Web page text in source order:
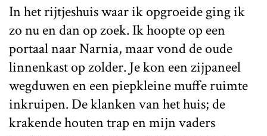
In het rijtjeshuis waar ik opgroeide ging ik
zo nu en dan op zoek. Ik hoopte op een
portaal naar Narnia, maar vond de oude
linnenkast op zolder. Je kon een zijpaneel
wegduwen en een piepkleine muffe ruimte
inkruipen. De klanken van het huis; de
krakende houten trap en mijn vaders